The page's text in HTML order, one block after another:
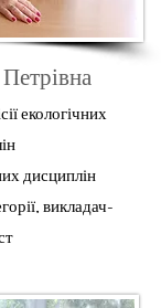
екологічних
дисциплін
викладач-